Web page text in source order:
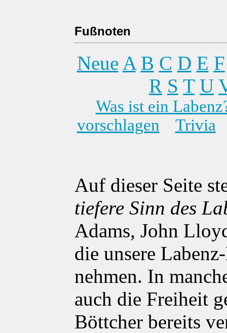
Fußnoten
Neue A B C D E F
R S T U
Was ist ein
vorschlagen
Trivia
Auf dieser Seite
tiefere Sinn des
Adams, John
die unsere
nehmen. In
auch die Freiheit
Böttcher bereits